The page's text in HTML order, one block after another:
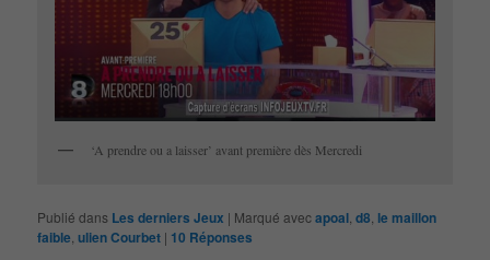
‘A prendre ou a laisser’ avant première dès Mercredi
Publié dans Les derniers Jeux | Marqué avecapoal ,d8 le maillon
faible ,ulien Courbet | 10 Réponses